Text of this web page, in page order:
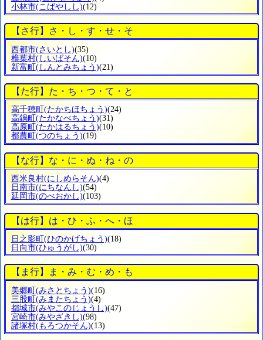
小林市(こばやしし)(12)
【さ行】さ・し・す・せ・そ
西都市(さいとし)(35)
椎葉村(しいばそん)(10)
新富町(しんとみちょう)(21)
【た行】た・ち・つ・て・と
高千穂町 (たかちほちょう)(24)
高鍋町 (たかなべちょう)(31)
高原町 (たかはるちょう)(10)
都農町 (つのちょう)(19)
【な行】な・に・ぬ・ね・の
西米良村(にしめらそん)(4)
日南市(にちなんし)(54)
延岡市(のべおかし)(103)
【は行】は・ひ・ふ・へ・ほ
日之影町 (ひのかげちょう)(18)
日向市(ひゅうがし)(30)
【ま行】ま・み・む・め・も
美郷町(みさとちょう)(16)
三股町(みまたちょう)(4)
都城市(みやこのじょうし)(47)
宮崎市(みやざきし)(98)
諸塚村(もろつかそん)(13)